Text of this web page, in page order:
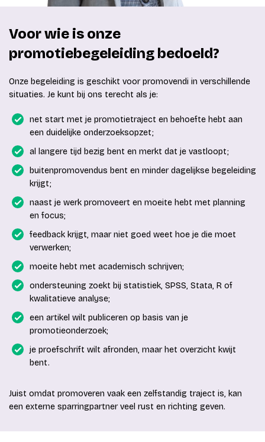
Voor wie is onze
promotiebegeleiding bedoeld?
Onze begeleiding is geschikt voor promovendi in verschillende
situaties. Je kunt bij ons terecht als je:
net start met je promotietraject en behoefte hebt aan
een duidelijke onderzoeksopzet;
al langere tijd bezig bent en merkt dat je vastloopt;
buitenpromovendus bent en minder dagelijkse begeleiding
krijgt;
naast je werk promoveert en moeite hebt met planning
en focus;
feedback krijgt, maar niet goed weet hoe je die moet
verwerken;
moeite hebt met academisch schrijven;
ondersteuning zoekt bij statistiek, SPSS, Stata, R of
kwalitatieve analyse;
een artikel wilt publiceren op basis van je
promotieonderzoek;
je proefschrift wilt afronden, maar het overzicht kwijt
bent.
Juist omdat promoveren vaak een zelfstandig traject is, kan
een externe sparringpartner veel rust en richting geven.